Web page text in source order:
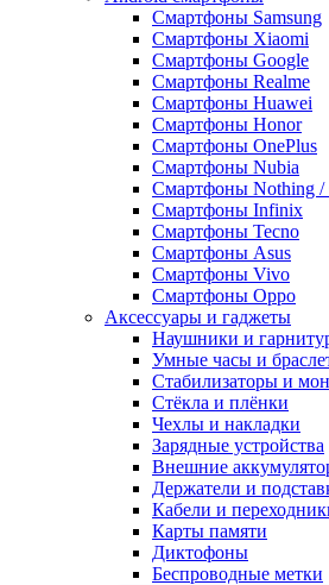
Смартфоны Samsung
Смартфоны Xiaomi
Смартфоны Google
Смартфоны Realme
Смартфоны Huawei
Смартфоны Honor
Смартфоны OnePlus
Смартфоны Nubia
Смартфоны Nothing /
Смартфоны Infinix
Смартфоны Tecno
Смартфоны Asus
Смартфоны Vivo
Смартфоны Oppo
Аксессуары и гаджеты
Наушники и
Умные часы и
Стабилизаторы и
Стёкла и плёнки
Чехлы и накладки
Зарядные устройства
Внешние
Держатели и
Кабели и
Карты памяти
Диктофоны
Беспроводные метки